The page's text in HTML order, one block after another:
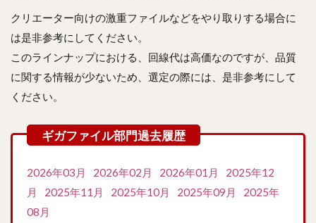
クリエーター向けの激重ファイルなどをやり取りする場合に
は是非参考にしてください。
このラインナップにおける、回線代は高価なのですが、品質
に関する情報が少ないため、選定の際には、是非参考にして
ください。
2026年03月 2026年02月 2026年01月
2025年12
月
2025年11月 2025年10月 2025年09月
2025年
08月